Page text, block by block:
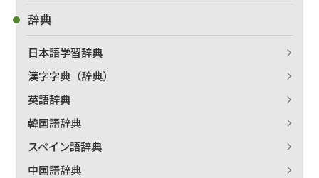
出版社名で絞り込む
著者名で絞り込む
辞典
日本語学習辞典
漢字字典（辞典）
英語辞典
韓国語辞典
スペイン語辞典
中国語辞典